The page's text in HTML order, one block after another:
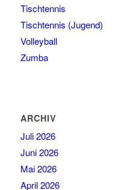
Tischtennis
Tischtennis (Jugend)
Volleyball
Zumba
ARCHIV
Juli 2026
Juni 2026
Mai 2026
April 2026